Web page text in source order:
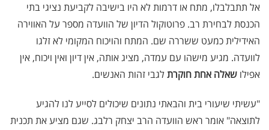
אל תתבלבלו, מתח או דרמות לא היו בישיבה לקביעת נציגי בתי
הכנסת לבחירת רב. פרוטוקול הדיון של הוועדה מספר על האווירה
האידילית כמעט ששררה שם. המתח והויכוח המקומי לא זלגו
לוועדה. מגיע מישהו עם עמדה, מציג אותה, אין דיון ואין ויכוח, אין
אפילו שאלה אחת חוקרתלגבי זהות האנשים.
"עשיתי שיעורי בית והבאתי נתונים שיכולים לסייע לנו להגיע
לתוצאה" אומר ראש הוועדה הרב יצחק רלבג. שגם מציע את תכנית